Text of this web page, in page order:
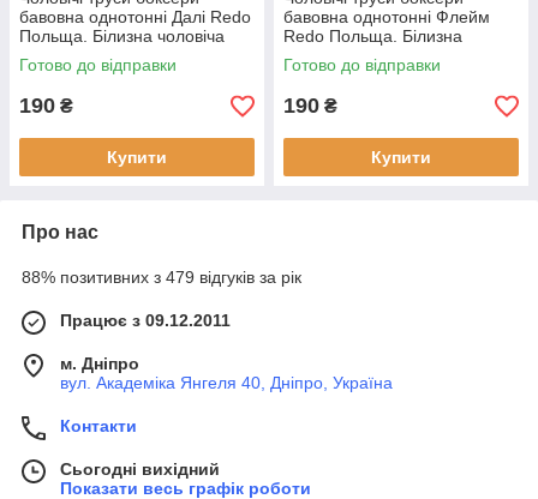
бавовна однотонні Далі Redo
Польща. Білизна чоловіча
боксерками
Готово до відправки
190 ₴
Купити
бавовна однотонні Флейм
Redo Польща. Білизна
чоловіча боксерками
Готово до відправки
190 ₴
Купити
Про нас
88% позитивних з 479 відгуків за рік
Працює з 09.12.2011
м. Дніпро
вул. Академіка Янгеля 40, Дніпро, Україна
Контакти
Сьогодні вихідний
Показати весь графік роботи